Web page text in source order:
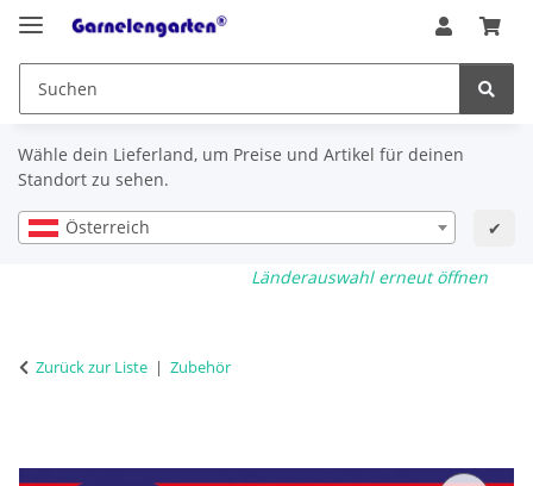
Wähle dein Lieferland, um Preise und Artikel für deinen
Standort zu sehen.
Österreich ✔
Länderauswahl erneut öffnen
Zurück zur Liste Zubehör